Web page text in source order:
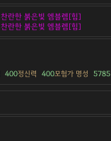
찬란한 붉은빛 엠블렘[힘]
찬란한 붉은빛 엠블렘[힘]
400정신력 400모험가 명성 5785